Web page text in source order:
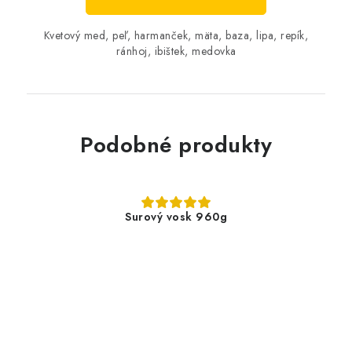
Kvetový med, peľ, harmanček, mäta, baza, lipa, repík,
ránhoj, ibištek, medovka
Podobné produkty
Surový vosk 960g